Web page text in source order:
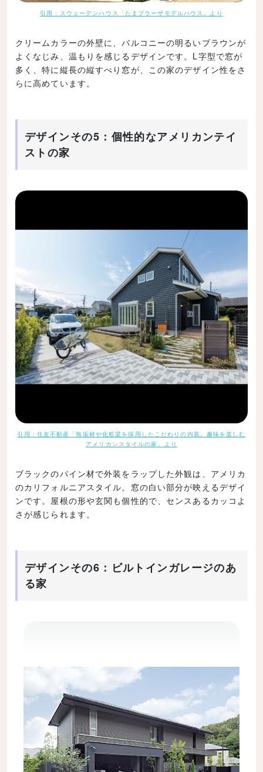
引用：スウェーデンハウス「たまプラーザモデルハウス」より
クリームカラーの外壁に、バルコニーの明るいブラウンが
よくなじみ、温もりを感じるデザインです。L字型で窓が
多く、特に縦長の縦すべり窓が、この家のデザイン性をさ
らに高めています。
デザインその5：個性的なアメリカンテイ
ストの家
引用：住友不動産「無垢材や化粧梁を採用したこだわりの内装。趣味を楽しむ
アメリカンスタイルの家」より
ブラックのパイン材で外装をラップした外観は、アメリカ
のカリフォルニアスタイル。窓の白い部分が映えるデザイ
ンです。屋根の形や玄関も個性的で、センスあるカッコよ
さが感じられます。
デザインその6：ビルトインガレージのあ
る家